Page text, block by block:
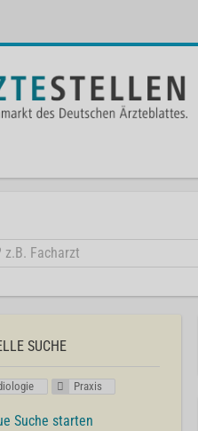
SUCHE
Praxis
Suche starten